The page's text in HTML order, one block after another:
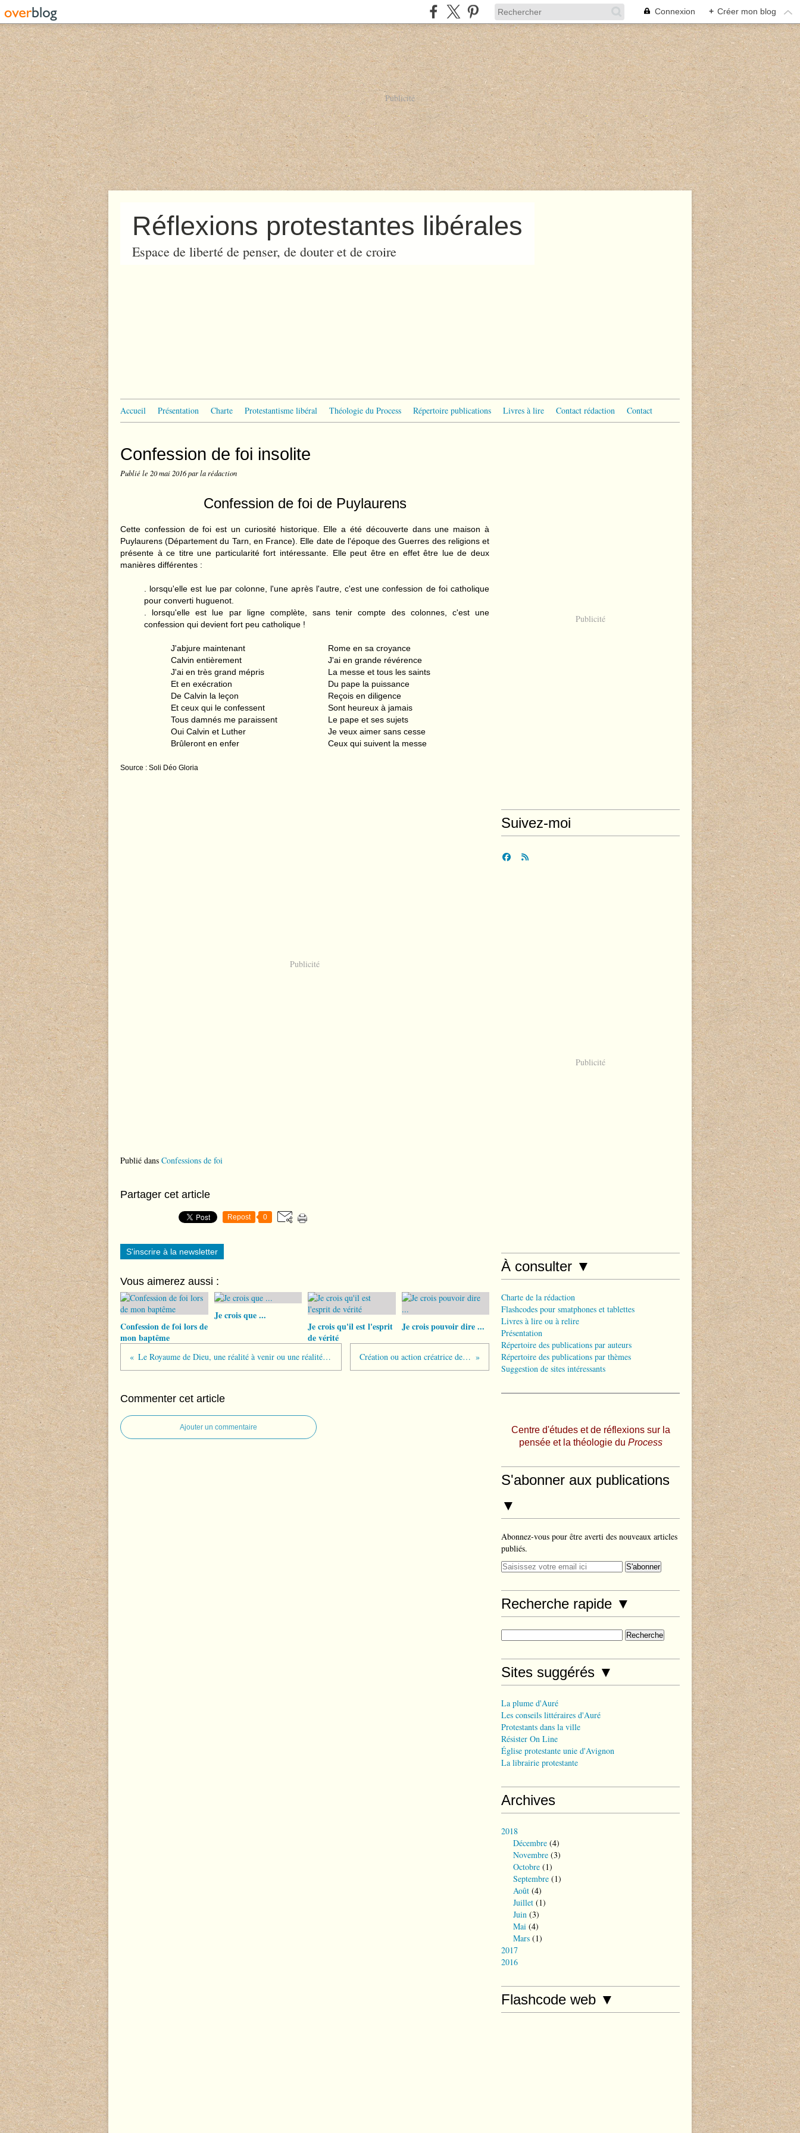
Connexion + Créer mon blog
Publicité
Réflexions protestantes libérales
Espace de liberté de penser, de douter et de croire
Accueil Présentation Charte Protestantisme libéral Théologie du Process Répertoire publications Livres à lire Contact rédaction Contact
Confession de foi insolite
Publié le 20 mai 2016par la rédaction
Confession de foi de Puylaurens
Cette confession de foi est un curiosité historique. Elle a été découverte dans une maison à
Puylaurens (Département du Tarn, en France). Elle date de l'époque des Guerres des religions et
présente à ce titre une particularité fort intéressante. Elle peut être en effet être lue de deux
manières différentes :
. lorsqu'elle est lue par colonne, l'une après l'autre, c'est une confession de foi catholique
pour converti huguenot.
. lorsqu'elle est lue par ligne complète, sans tenir compte des colonnes, c'est une
confession qui devient fort peu catholique !
J'abjure maintenant
Rome en sa croyance
Calvin entièrement
J'ai en grande révérence
J'ai en très grand mépris
La messe et tous les saints
Et en exécration
Du pape la puissance
De Calvin la leçon
Reçois en diligence
Et ceux qui le confessent
Sont heureux à jamais
Tous damnés me paraissent
Le pape et ses sujets
Oui Calvin et Luther
Je veux aimer sans cesse
Brûleront en enfer
Ceux qui suivent la messe
Source : Soli Déo Gloria
Publicité
Publié dans Confessions de foi
Partager cet article
Repost 0
S'inscrire à la newsletter
Vous aimerez aussi :
Confession de foi lors de
mon baptême
Je crois que ...
Je crois qu'il est l'esprit
de vérité
Je crois pouvoir dire ...
Le Royaume de Dieu, une réalité à venir ou une réalité présente ? Création ou action créatrice de Dieu ?
Commenter cet article
Ajouter un commentaire
Publicité
Suivez-moi
Publicité
À consulter ▼
Charte de la rédaction
Flashcodes pour smatphones et tablettes
Livres à lire ou à relire
Présentation
Répertoire des publications par auteurs
Répertoire des publications par thèmes
Suggestion de sites intéressants
Centre d'études et de réflexions sur la
pensée et la théologie du Process
S'abonner aux publications
▼
Abonnez-vous pour être averti des nouveaux articles
publiés.
Recherche rapide ▼
Sites suggérés ▼
La plume d'Auré
Les conseils littéraires d'Auré
Protestants dans la ville
Résister On Line
Église protestante unie d'Avignon
La librairie protestante
Archives
2018
Décembre (4)
Novembre (3)
Octobre (1)
Septembre (1)
Août (4)
Juillet (1)
Juin (3)
Mai (4)
Mars (1)
2017
2016
Flashcode web ▼